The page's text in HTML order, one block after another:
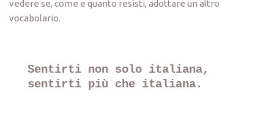
vedere se, come e quanto resisti, adottare un altro
vocabolario.
Sentirti non solo italiana,
sentirti più che italiana.